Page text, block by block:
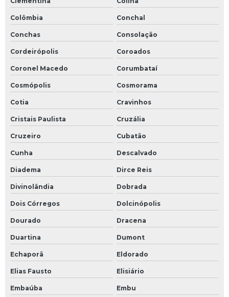
Colômbia Conchal
Conchas Consolação
Cordeirópolis Coroados
Coronel Macedo Corumbataí
Cosmópolis Cosmorama
Cotia Cravinhos
Cristais Paulista Cruzália
Cruzeiro Cubatão
Cunha Descalvado
Diadema Dirce Reis
Divinolândia Dobrada
Dois Córregos Dolcinópolis
Dourado Dracena
Duartina Dumont
Echaporã Eldorado
Elias Fausto Elisiário
Embaúba Embu